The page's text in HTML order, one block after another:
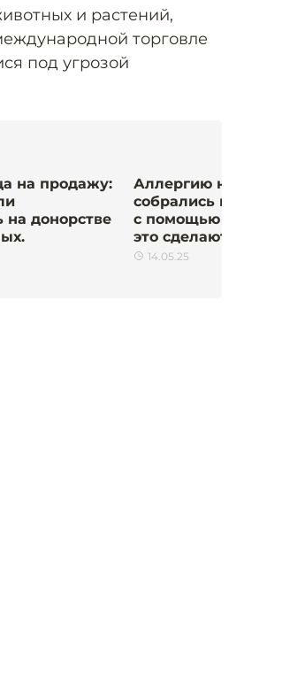
и растений,
торговле
под угрозой
на продажу:
на донорстве
Аллергию на кошек
собрались
с помощью
это сделают
14.05.25